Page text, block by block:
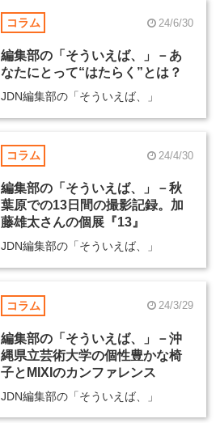
コラム 24/6/30
編集部の「そういえば、」－あ
なたにとって“はたらく”とは？
JDN編集部の「そういえば、」
コラム 24/4/30
編集部の「そういえば、」－秋
葉原での13日間の撮影記録。加
藤雄太さんの個展『13』
JDN編集部の「そういえば、」
コラム 24/3/29
編集部の「そういえば、」－沖
縄県立芸術大学の個性豊かな椅
子とMIXIのカンファレンス
JDN編集部の「そういえば、」